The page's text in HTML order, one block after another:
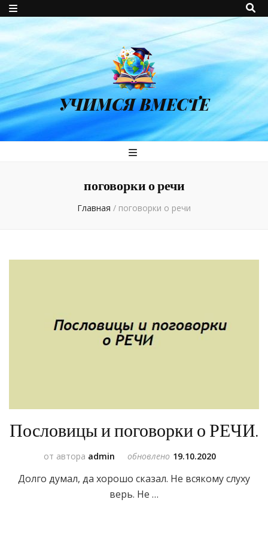
УЧИМСЯ ВМЕСТЕ
поговорки о речи
Главная / поговорки о речи
Пословицы и поговорки о РЕЧИ.
от автора admin обновлено 19.10.2020
Долго думал, да хорошо сказал. Не всякому слуху
верь. Не …